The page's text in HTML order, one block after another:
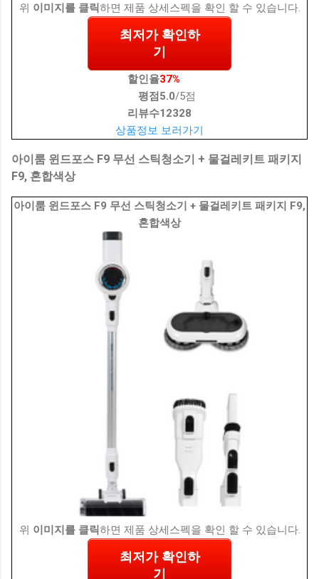
위 이미지를 클릭하면 제품 상세스펙을 확인 할 수 있습니다.
최저가 확인하
기
할인율37%
평점 5.0/5점
리뷰수12328
상품정보 보러가기
아이룸 윈드포스 F9 무선 스틱청소기 + 물걸레키트 패키지
F9, 혼합색상
아이룸 윈드포스 F9 무선 스틱청소기 + 물걸레키트 패키지 F9,
혼합색상
위 이미지를 클릭하면 제품 상세스펙을 확인 할 수 있습니다.
최저가 확인하
기